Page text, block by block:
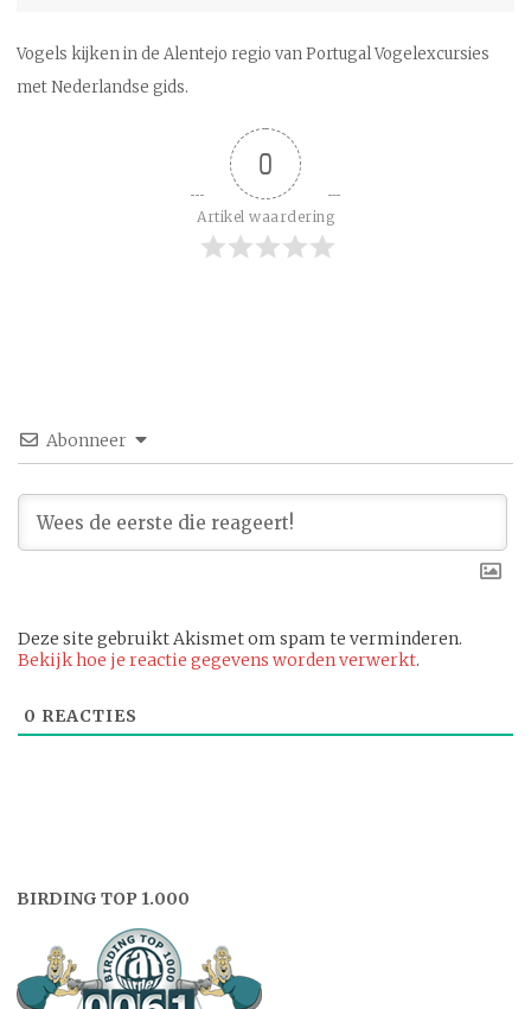
Vogels kijken in de Alentejo regio van Portugal Vogelexcursies
met Nederlandse gids.
0
Artikel waardering
Abonneer
Deze site gebruikt Akismet om spam te verminderen.
Bekijk hoe je reactie gegevens worden verwerkt.
0 REACTIES
BIRDING TOP 1.000